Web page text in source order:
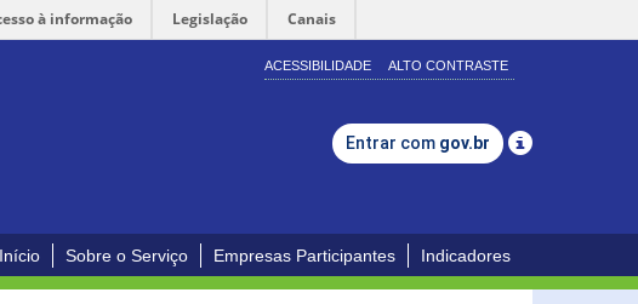
à informação Legislação Canais
ACESSIBILIDADE ALTO CONTRASTE
Entrar com gov.br
Início Sobre o Serviço Empresas Participantes Indicadores